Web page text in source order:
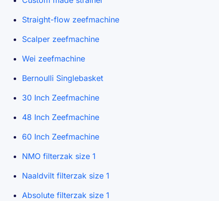
Straight-flow zeefmachine
Scalper zeefmachine
Wei zeefmachine
Bernoulli Singlebasket
30 Inch Zeefmachine
48 Inch Zeefmachine
60 Inch Zeefmachine
NMO filterzak size 1
Naaldvilt filterzak size 1
Absolute filterzak size 1